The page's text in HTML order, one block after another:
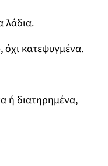
λάδια.
όχι κατεψυγμένα.
ή διατηρημένα,